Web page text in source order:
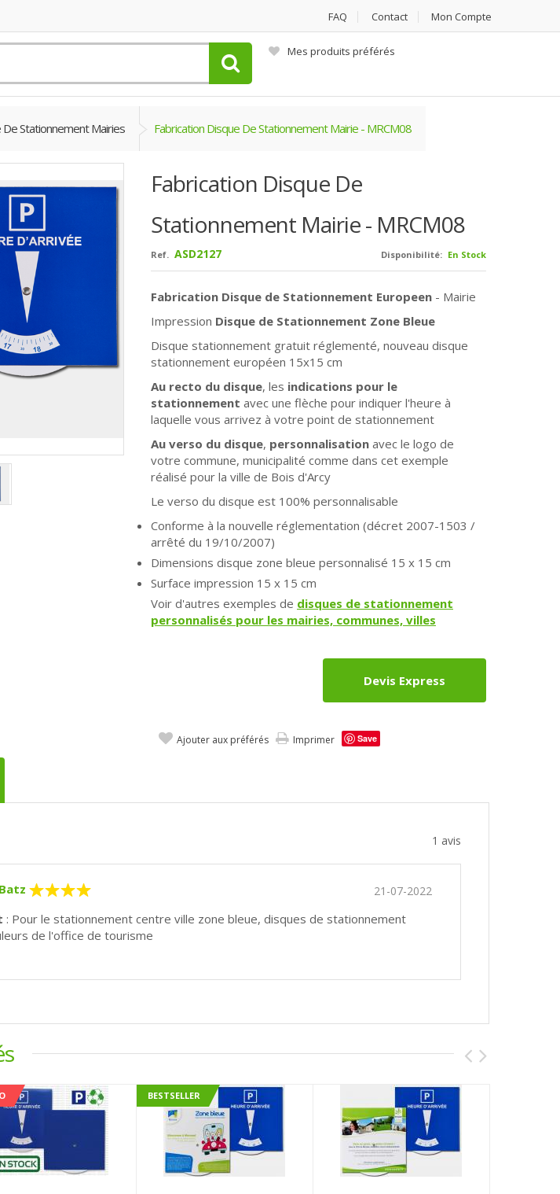
FAQ Contact Mon Compte
Mes produits préférés
De Stationnement Mairies Fabrication Disque De Stationnement Mairie - MRCM08
Fabrication Disque De
Stationnement Mairie - MRCM08
Disponibilité: En Stock
Ref. ASD2127
Fabrication Disque de Stationnement Europeen- Mairie
Impression Disque de Stationnement Zone Bleue
Disque stationnement gratuit réglementé, nouveau disque
stationnement européen 15x15 cm
Au recto du disque, les indications pour le
stationnement avec une flèche pour indiquer l'heure à
laquelle vous arrivez à votre point de stationnement
Au verso du disque, personnalisationavec le logo de
votre commune, municipalité comme dans cet exemple
réalisé pour la ville de Bois d'Arcy
Le verso du disque est 100% personnalisable
Conforme à la nouvelle réglementation (décret 2007-1503 /
arrêté du 19/10/2007)
Dimensions disque zone bleue personnalisé 15 x 15 cm
Surface impression 15 x 15 cm
Voir d'autres exemples de disques de stationnement
personnalisés pour les mairies, communes, villes
Devis Express
Ajouter aux préférés Imprimer Save
1 avis
21-07-2022
: Pour le stationnement centre ville zone bleue, disques de stationnement
de l'office de tourisme
BESTSELLER